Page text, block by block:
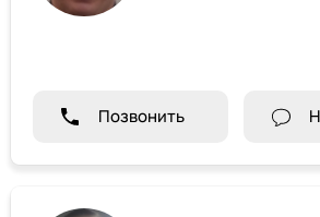
Позвонить